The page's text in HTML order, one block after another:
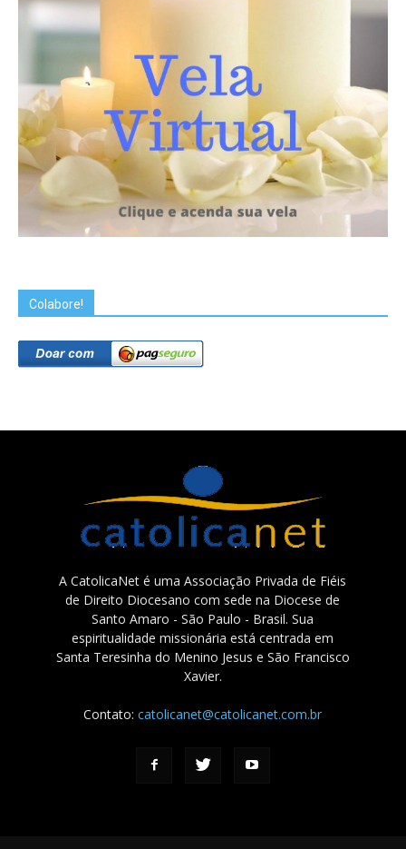
Colabore!
A CatolicaNet é uma Associação Privada de Fiéis
de Direito Diocesano com sede na Diocese de
Santo Amaro - São Paulo - Brasil. Sua
espiritualidade missionária está centrada em
Santa Teresinha do Menino Jesus e São Francisco
Xavier.
Contato:catolicanet@catolicanet.com.br